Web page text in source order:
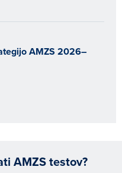
AMZS 2026–
AMZS testov?